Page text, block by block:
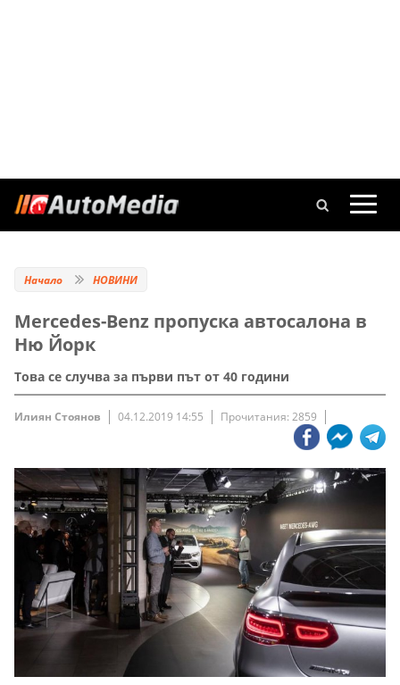
Начало НОВИНИ
Mercedes-Benz пропуска автосалона в
Ню Йорк
Това се случва за първи път от 40 години
Илиян Стоянов 04.12.2019 14:55 Прочитания: 2859